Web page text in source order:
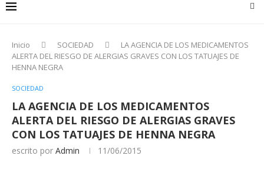
Inicio SOCIEDAD
LA AGENCIA DE LOS MEDICAMENTOS
ALERTA DEL RIESGO DE ALERGIAS GRAVES CON LOS TATUAJES DE
HENNA NEGRA
SOCIEDAD
LA AGENCIA DE LOS MEDICAMENTOS
ALERTA DEL RIESGO DE ALERGIAS GRAVES
CON LOS TATUAJES DE HENNA NEGRA
escrito por Admin 11/06/2015